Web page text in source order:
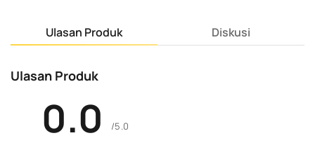
Ulasan Produk Diskusi
Ulasan Produk
0.0 /5.0